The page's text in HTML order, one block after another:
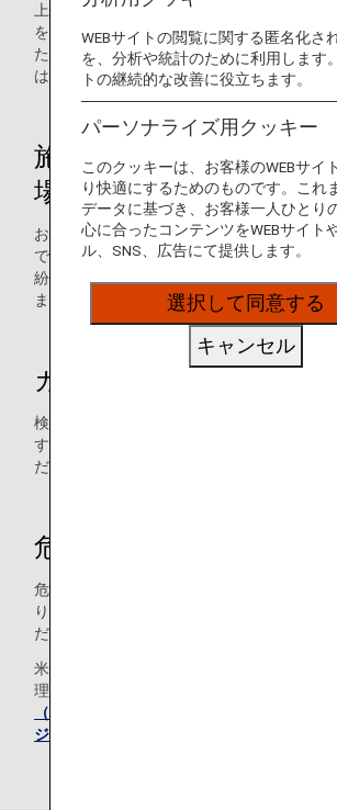
上記内容をご留意の上、貴重品、高価品等
をお預けください。なお、米国当局による
た手荷物（鍵部分も含む）の破損・没収に
は免責とさせていただきますので予めご了
施錠せずに手荷物をお預
場合
お預けになる手荷物の中には、貴重品、高
でください。紛失等の可能性もございます
紛失については、原則としてANAでは免責
ますので予めご了承ください。
カメラフィルムについて
検査機器により未現像のフィルムが感光す
すので、お預けする手荷物ではなく機内持
ださい。
危険品のお取り扱いにつ
危険品につきましては法令により機内への
りはできません。詳細につきましては弊社
ださい。
米国当局要請による安全確保の検査となっ
理解ご協力の程お願い申し上げます。なお、
（Transportation Security
ジ(英語)
WEBサイトの閲覧に関する匿名化さ
を、分析や統計のために利用します
トの継続的な改善に役立ちます。
パーソナライズ用クッキー
このクッキーは、お客様のWEBサイ
り快適にするためのものです。これ
データに基づき、お客様一人ひとり
心に合ったコンテンツをWEBサイト
ル、SNS、広告にて提供します。
選択して同意する
キャンセル